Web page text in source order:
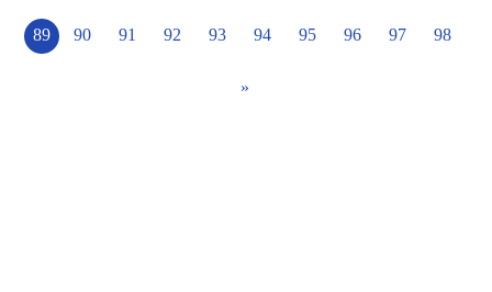
89 90 91 92 93 94 95 96 97 98
»